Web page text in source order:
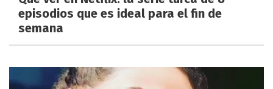
episodios que es ideal para el fin de
semana